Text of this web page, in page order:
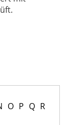
O P Q R